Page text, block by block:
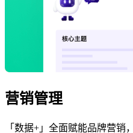
营销管理
「数据+」全面赋能品牌营销